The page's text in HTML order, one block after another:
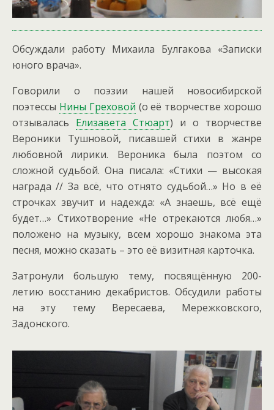
Обсуждали работу Михаила Булгакова «Записки
юного врача».
Говорили о поэзии нашей новосибирской
поэтессы Нины Греховой (о её творчестве хорошо
отзывалась Елизавета Стюарт) и о творчестве
Вероники Тушновой, писавшей стихи в жанре
любовной лирики. Вероника была поэтом со
сложной судьбой. Она писала: «Стихи — высокая
награда // За всё, что отнято судьбой…» Но в её
строчках звучит и надежда: «А знаешь, всё ещё
будет…» Стихотворение «Не отрекаются любя…»
положено на музыку, всем хорошо знакома эта
песня, можно сказать – это её визитная карточка.
Затронули большую тему, посвящённую 200-
летию восстанию декабристов. Обсудили работы
на эту тему Вересаева, Мережковского,
Задонского.